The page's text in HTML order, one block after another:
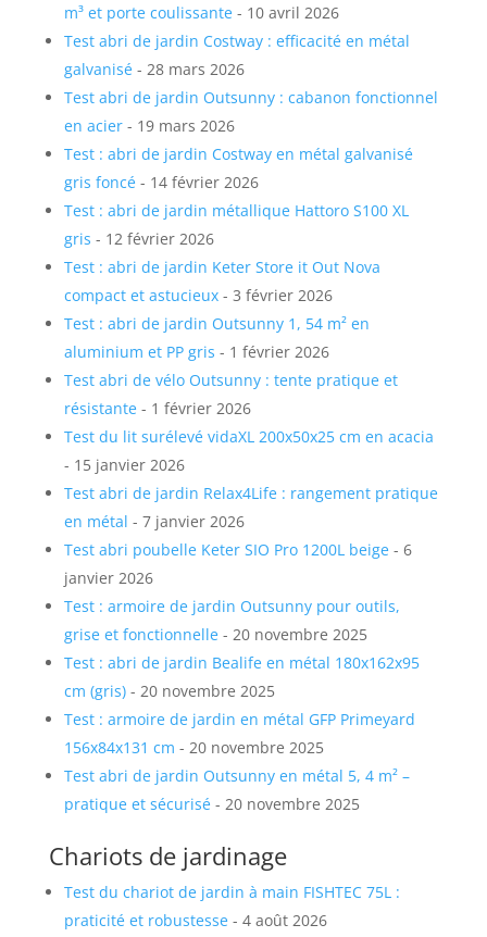
m³ et porte coulissante- 10 avril 2026
Test abri de jardin Costway : efficacité en métal
galvanisé- 28 mars 2026
Test abri de jardin Outsunny : cabanon fonctionnel
en acier- 19 mars 2026
Test : abri de jardin Costway en métal galvanisé
gris foncé- 14 février 2026
Test : abri de jardin métallique Hattoro S100 XL
gris - 12 février 2026
Test : abri de jardin Keter Store it Out Nova
compact et astucieux- 3 février 2026
Test : abri de jardin Outsunny 1, 54 m² en
aluminium et PP gris - 1 février 2026
Test abri de vélo Outsunny : tente pratique et
résistante- 1 février 2026
Test du lit surélevé vidaXL 200x50x25 cm en acacia
- 15 janvier 2026
Test abri de jardin Relax4Life : rangement pratique
en métal - 7 janvier 2026
Test abri poubelle Keter SIO Pro 1200L beige- 6
janvier 2026
Test : armoire de jardin Outsunny pour outils,
grise et fonctionnelle- 20 novembre 2025
Test : abri de jardin Bealife en métal 180x162x95
cm (gris)- 20 novembre 2025
Test : armoire de jardin en métal GFP Primeyard
156x84x131 cm - 20 novembre 2025
Test abri de jardin Outsunny en métal 5, 4 m² –
pratique et sécurisé- 20 novembre 2025
Chariots de jardinage
Test du chariot de jardin à main FISHTEC 75L :
praticité et robustesse- 4 août 2026